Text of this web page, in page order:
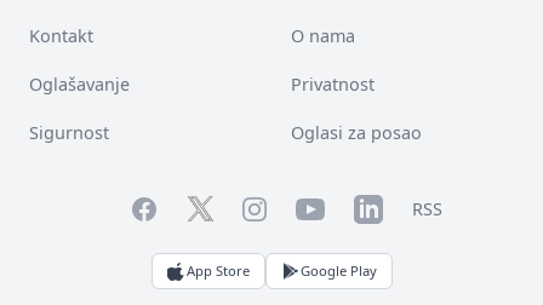
Kontakt O nama
Oglašavanje Privatnost
Sigurnost Oglasi za posao
FacebookTwitterInstagramYouTubeLinkedInRSS
App Store Google Play